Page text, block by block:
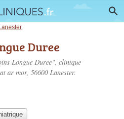
Duree
Longue Duree", clinique
ar mor, 56600 Lanester.